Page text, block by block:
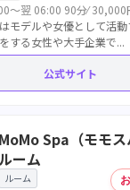
～翌 06:00 90分⁄ 30,000
モデルや女優として活動
する女性や大手企業で...
公式サイト
MoMo Spa（モモ
ルーム
ルーム